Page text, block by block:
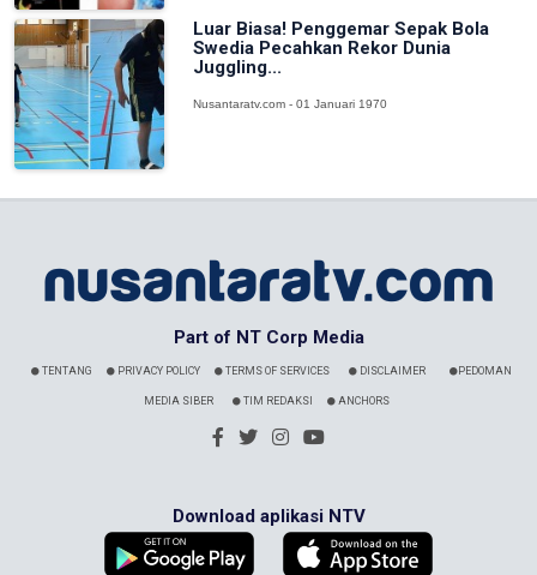
Luar Biasa! Penggemar Sepak Bola
Swedia Pecahkan Rekor Dunia
Juggling...
Nusantaratv.com - 01 Januari 1970
Part of NT Corp Media
TENTANG PRIVACY POLICY TERMS OF SERVICES DISCLAIMER PEDOMAN
MEDIA SIBER TIM REDAKSI ANCHORS
Download aplikasi NTV